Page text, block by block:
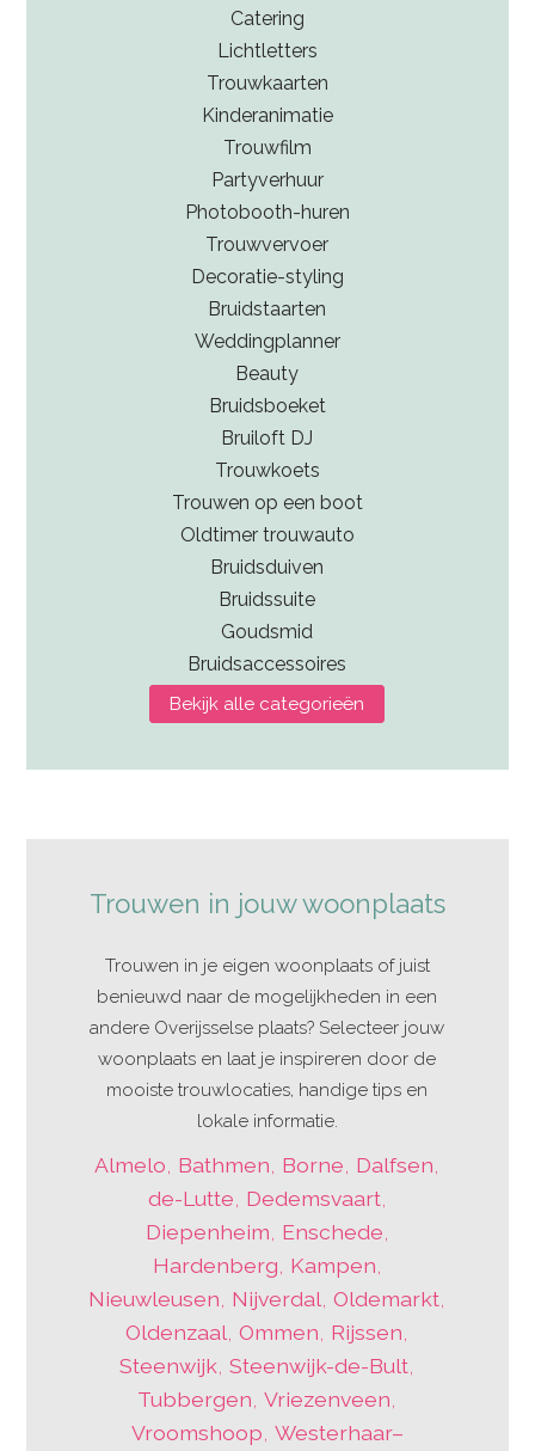
Catering
Lichtletters
Trouwkaarten
Kinderanimatie
Trouwfilm
Partyverhuur
Photobooth-huren
Trouwvervoer
Decoratie-styling
Bruidstaarten
Weddingplanner
Beauty
Bruidsboeket
Bruiloft DJ
Trouwkoets
Trouwen op een boot
Oldtimer trouwauto
Bruidsduiven
Bruidssuite
Goudsmid
Bruidsaccessoires
Bekijk alle categorieën
Trouwen in jouw woonplaats
Trouwen in je eigen woonplaats of juist
benieuwd naar de mogelijkheden in een
andere Overijsselse plaats? Selecteer jouw
woonplaats en laat je inspireren door de
mooiste trouwlocaties, handige tips en
lokale informatie.
Almelo Bathmen Borne Dalfsen
de-Lutte Dedemsvaart,
Diepenheim Enschede
Hardenberg Kampen
Nieuwleusen Nijverdal ,Oldemarkt
Oldenzaal ,Ommen Rijssen
Steenwijk ,Steenwijk-de-Bult
Tubbergen ,Vriezenveen
Vroomshoop Westerhaar–